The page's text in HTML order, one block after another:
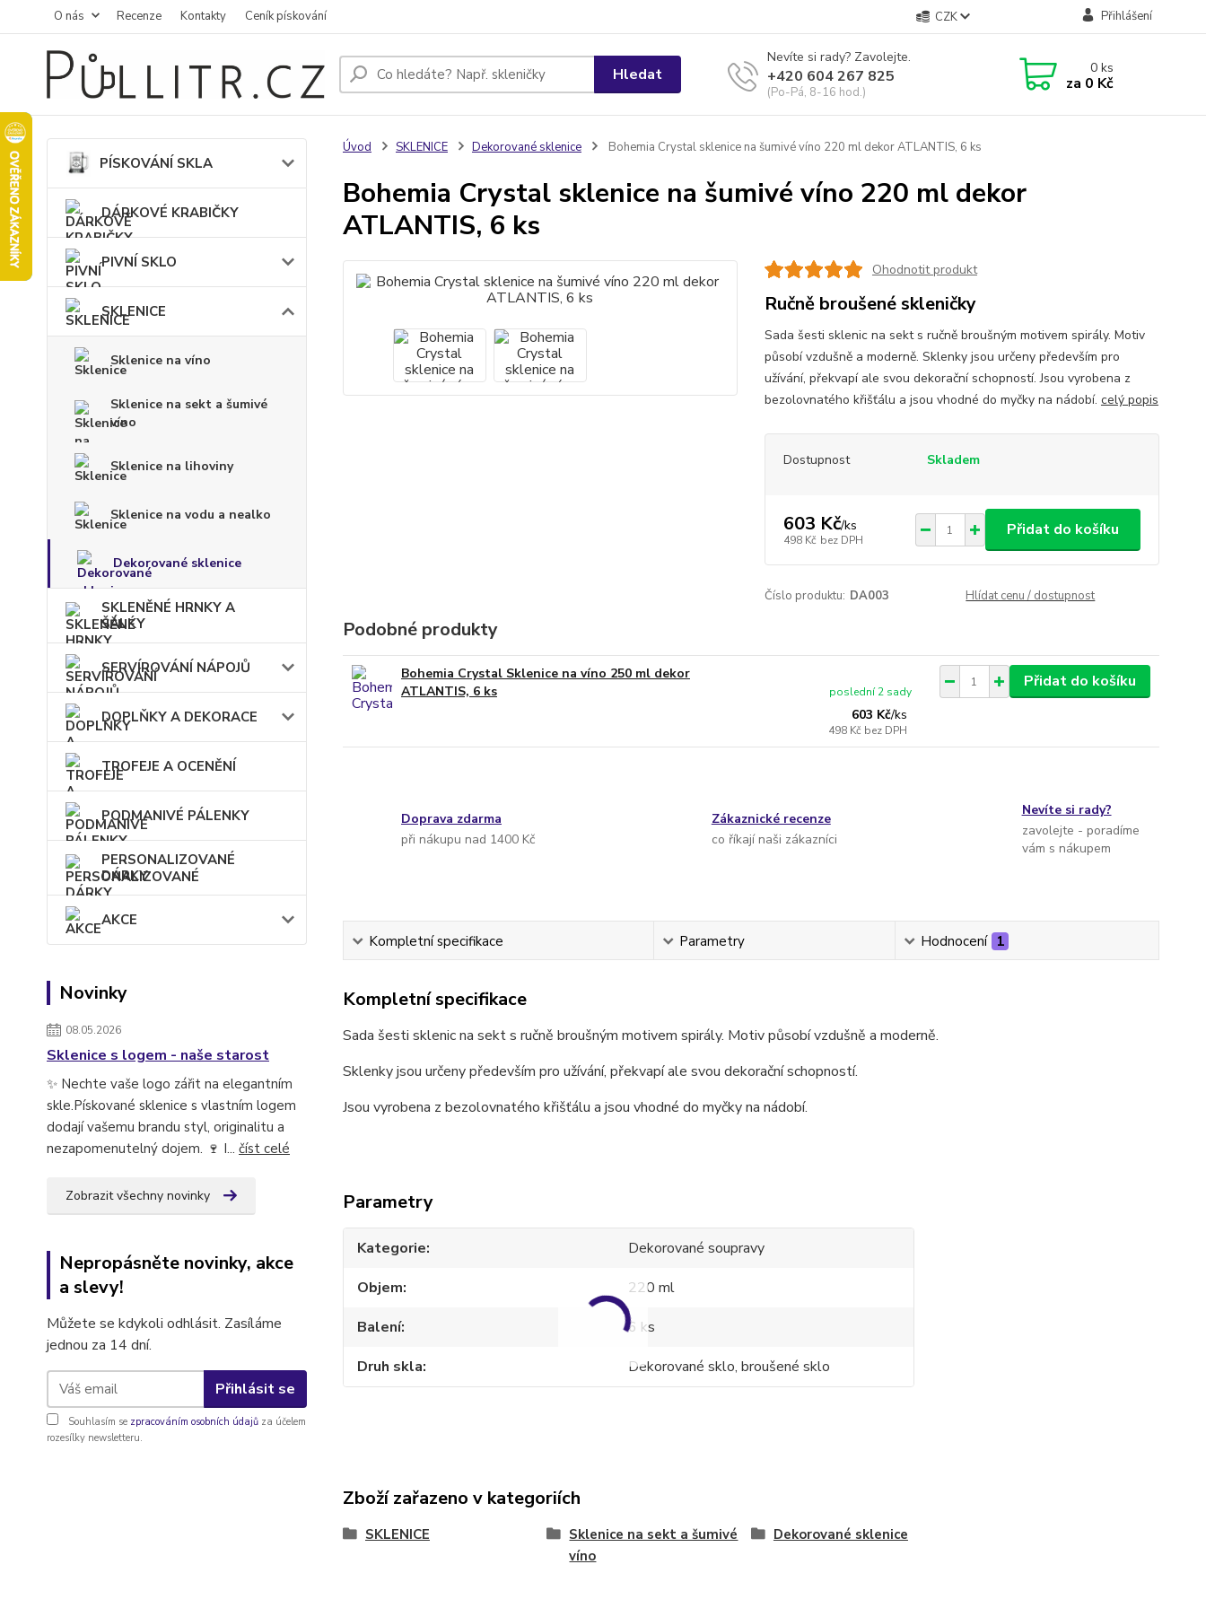
O nás Recenze Kontakty Ceník pískování CZK Přihlášení
Hledat
Nevíte si rady? Zavolejte.
+420 604 267 825
(Po-Pá, 8-16 hod.)
0ks
za 0 Kč
PÍSKOVÁNÍ SKLA
DÁRKOVÉ KRABIČKY
PIVNÍ SKLO
SKLENICE
Sklenice na víno
Sklenice na sekt a šumivé
víno
Sklenice na lihoviny
Sklenice na vodu a nealko
Dekorované sklenice
SKLENĚNÉ HRNKY A
ŠÁLKY
SERVÍROVÁNÍ NÁPOJŮ
DOPLŇKY A DEKORACE
TROFEJE A OCENĚNÍ
PODMANIVÉ PÁLENKY
PERSONALIZOVANÉ
DÁRKY
AKCE
Novinky
08.05.2026
Sklenice s logem - naše starost
✨ Nechte vaše logo zářit na elegantním
skle.Pískované sklenice s vlastním logem
dodají vašemu brandu styl, originalitu a
nezapomenutelný dojem. 🍷 I... číst celé
Zobrazit všechny novinky
Nepropásněte novinky, akce
a slevy!
Můžete se kdykoli odhlásit. Zasíláme
jednou za 14 dní.
Přihlásit se
Souhlasím se zpracováním osobních údajů za účelem
rozesílky newsletteru.
Úvod SKLENICE Dekorované sklenice Bohemia Crystal sklenice na šumivé víno 220 ml dekor ATLANTIS, 6 ks
Bohemia Crystal sklenice na šumivé víno 220 ml dekor
ATLANTIS, 6 ks
Ohodnotit produkt
Ručně broušené skleničky
Sada šesti sklenic na sekt s ručně broušným motivem spirály. Motiv
působí vzdušně a moderně. Sklenky jsou určeny především pro
užívání, překvapí ale svou dekorační schopností. Jsou vyrobena z
bezolovnatého křišťálu a jsou vhodné do myčky na nádobí. celý popis
Dostupnost Skladem
603 Kč/ks
498 Kč bez DPH
Přidat do košíku
Číslo produktu: DA003 Hlídat cenu / dostupnost
Podobné produkty
Bohemia Crystal Sklenice na víno 250 ml dekor
ATLANTIS, 6 ks
603 Kč/ks
498 Kč bez DPH
poslední 2 sady
Přidat do košíku
Doprava zdarma
při nákupu nad 1400 Kč
Zákaznické recenze
co říkají naši zákazníci
Nevíte si rady?
zavolejte - poradíme
vám s nákupem
Kompletní specifikace Parametry Hodnocení 1
Kompletní specifikace
Sada šesti sklenic na sekt s ručně broušným motivem spirály. Motiv působí vzdušně a moderně.
Sklenky jsou určeny především pro užívání, překvapí ale svou dekorační schopností.
Jsou vyrobena z bezolovnatého křišťálu a jsou vhodné do myčky na nádobí.
Parametry
Kategorie
Dekorované soupravy
Objem
220 ml
Balení
6 ks
Druh skla
Dekorované sklo, broušené sklo
Zboží zařazeno v kategoriích
SKLENICE
Sklenice na sekt a šumivé
víno
Dekorované sklenice